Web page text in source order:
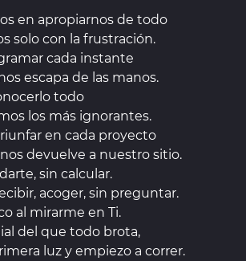
en apropiarnos de todo
solo con la frustración.
cada instante
escapa de las manos.
todo
los más ignorantes.
en cada proyecto
devuelve a nuestro sitio.
sin calcular.
acoger, sin preguntar.
al mirarme en Ti.
del que todo brota,
luz y empiezo a correr.